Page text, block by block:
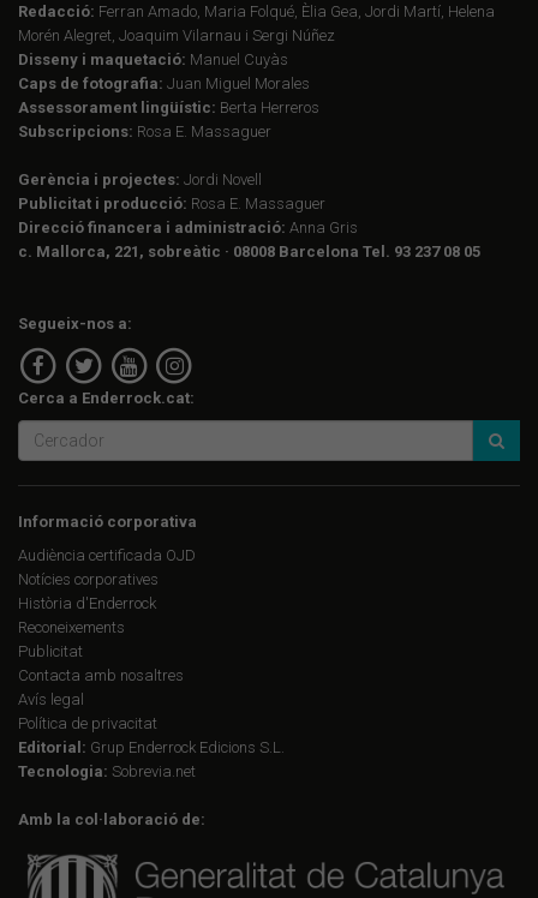
Redacció: Ferran Amado, Maria Folqué, Èlia Gea, Jordi Martí, Helena
Morén Alegret, Joaquim Vilarnau i Sergi Núñez
Disseny i maquetació: Manuel Cuyàs
Caps de fotografia: Juan Miguel Morales
Assessorament lingüístic: Berta Herreros
Subscripcions: Rosa E. Massaguer
Gerència i projectes: Jordi Novell
Publicitat i producció: Rosa E. Massaguer
Direcció financera i administració: Anna Gris
c. Mallorca, 221, sobreàtic · 08008 Barcelona Tel. 93 237 08 05
Segueix-nos a:
Cerca a Enderrock.cat:
Informació corporativa
Audiència certificada OJD
Notícies corporatives
Història d'Enderrock
Reconeixements
Publicitat
Contacta amb nosaltres
Avís legal
Política de privacitat
Editorial: Grup Enderrock Edicions S.L.
Tecnologia: Sobrevia.net
Amb la col·laboració de: